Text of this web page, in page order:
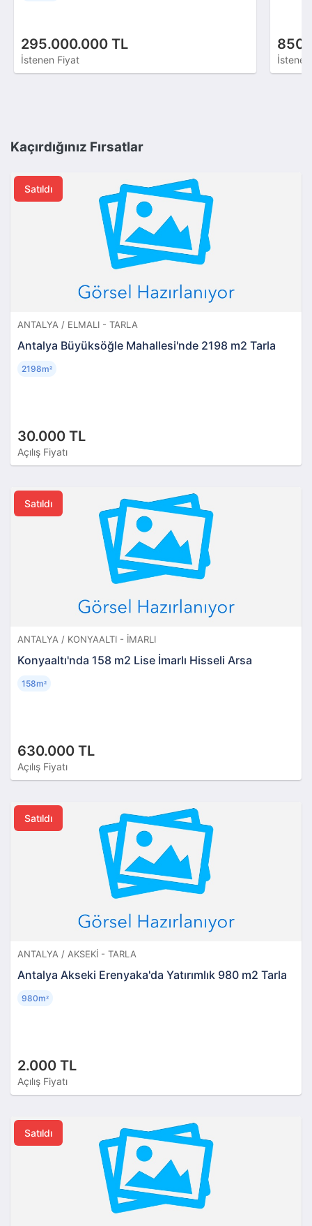
295.000.000 TL
İstenen Fiyat
Kaçırdığınız Fırsatlar
Satıldı
ANTALYA / ELMALI - TARLA
Antalya Büyüksöğle Mahallesi'nde 2198 m2 Tarla
30.000 TL
Açılış Fiyatı
2198m²
Satıldı
ANTALYA / KONYAALTI - İMARLI
Konyaaltı'nda 158 m2 Lise İmarlı Hisseli Arsa
630.000 TL
Açılış Fiyatı
158m²
Satıldı
ANTALYA / AKSEKI - TARLA
Antalya Akseki Erenyaka'da Yatırımlık 980 m2 Tarla
2.000 TL
Açılış Fiyatı
980m²
Satıldı